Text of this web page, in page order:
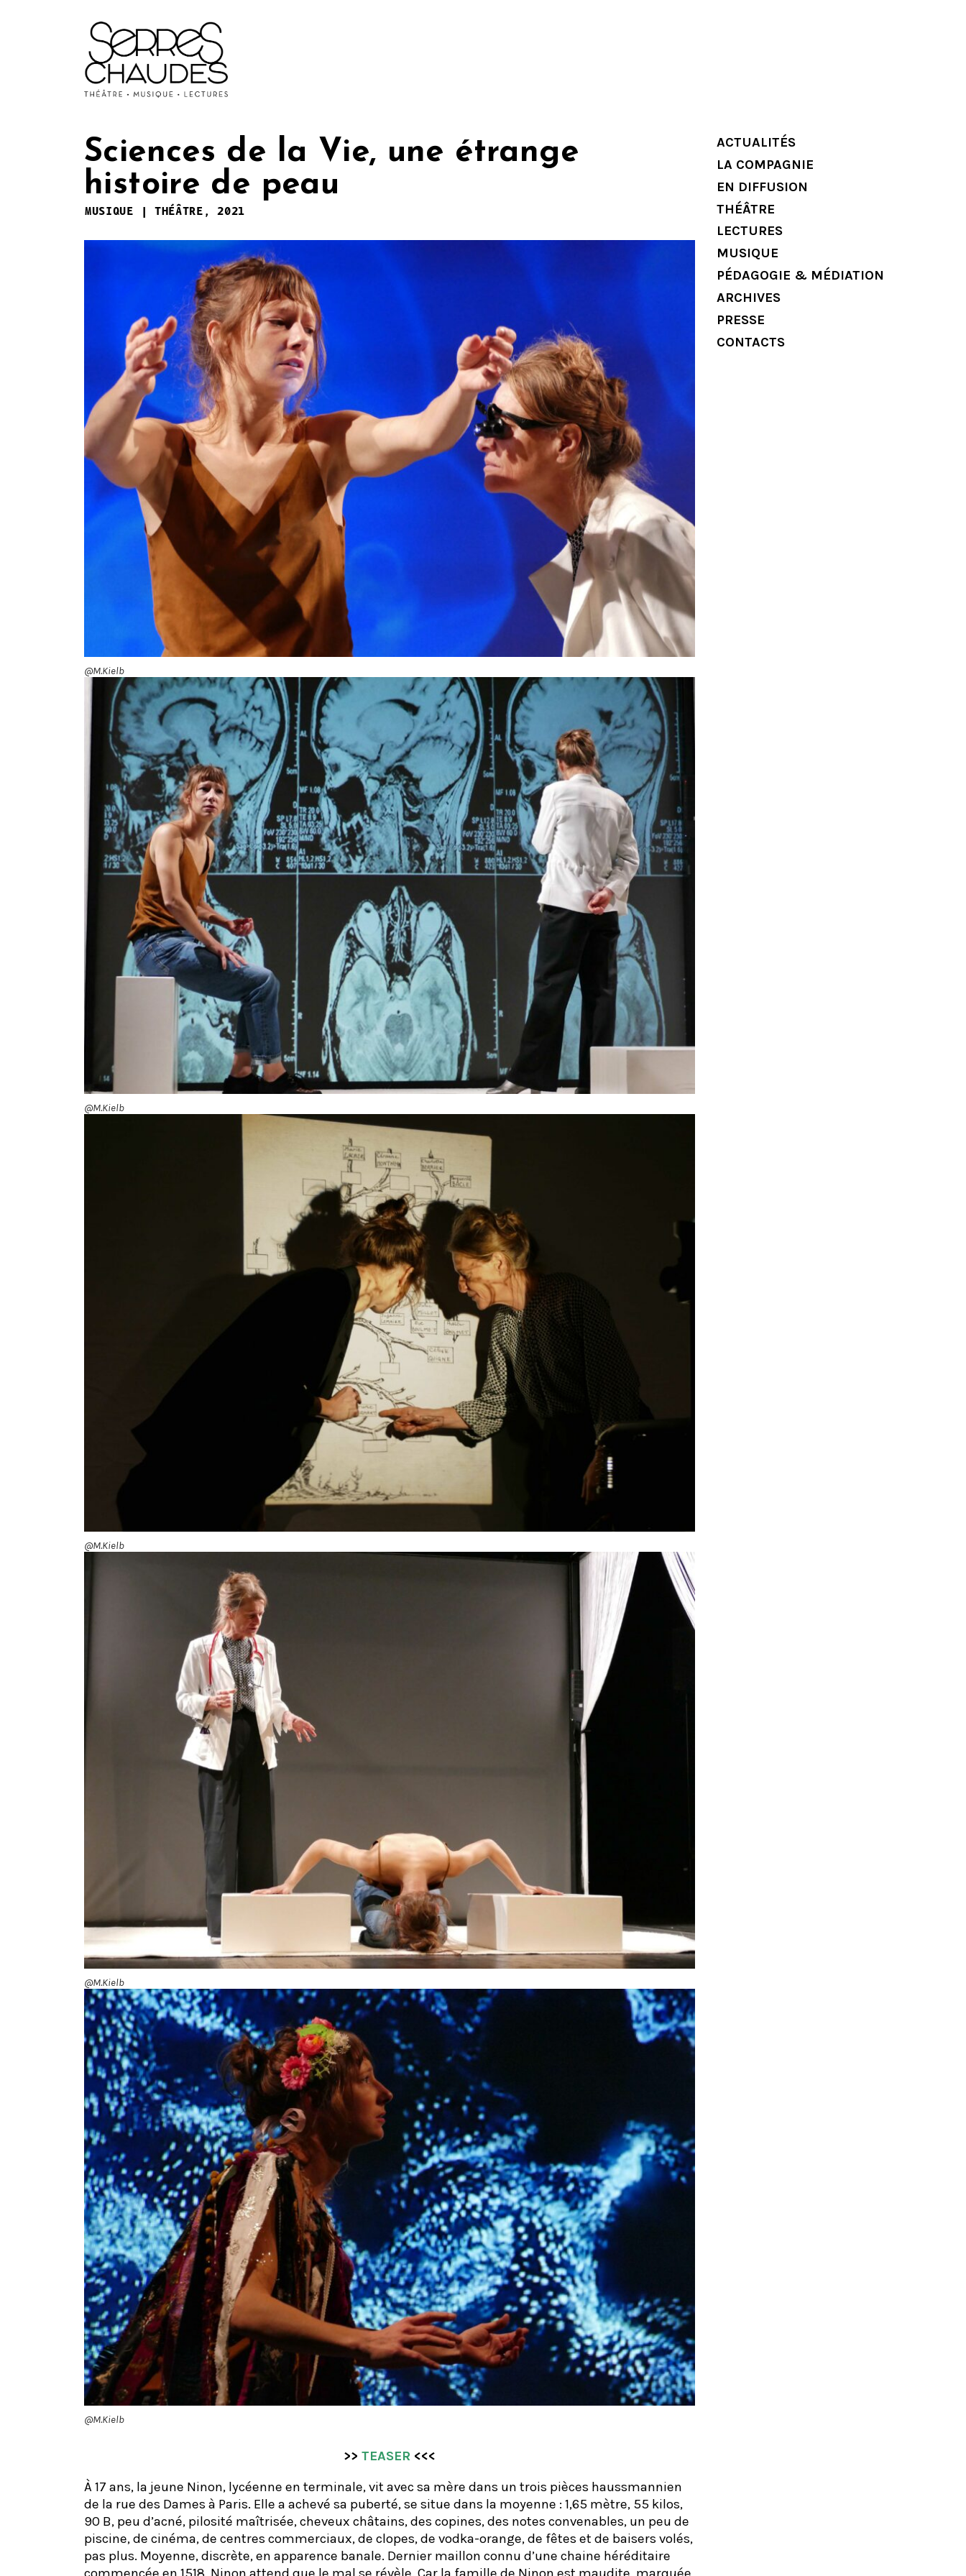
ACTUALITÉS
LA COMPAGNIE
EN DIFFUSION
THÉÂTRE
LECTURES
MUSIQUE
PÉDAGOGIE & MÉDIATION
ARCHIVES
PRESSE
CONTACTS
Sciences de la Vie, une étrange
histoire de peau
MUSIQUE | THÉÂTRE, 2021
@M.Kielb
@M.Kielb
@M.Kielb
@M.Kielb
@M.Kielb
>> TEASER <<<
À 17 ans, la jeune Ninon, lycéenne en terminale, vit avec sa mère dans un trois pièces haussmannien
de la rue des Dames à Paris. Elle a achevé sa puberté, se situe dans la moyenne : 1,65 mètre, 55 kilos,
90 B, peu d’acné, pilosité maîtrisée, cheveux châtains, des copines, des notes convenables, un peu de
piscine, de cinéma, de centres commerciaux, de clopes, de vodka-orange, de fêtes et de baisers volés,
pas plus. Moyenne, discrète, en apparence banale. Dernier maillon connu d’une chaine héréditaire
commencée en 1518, Ninon attend que le mal se révèle. Car la famille de Ninon est maudite, marquée